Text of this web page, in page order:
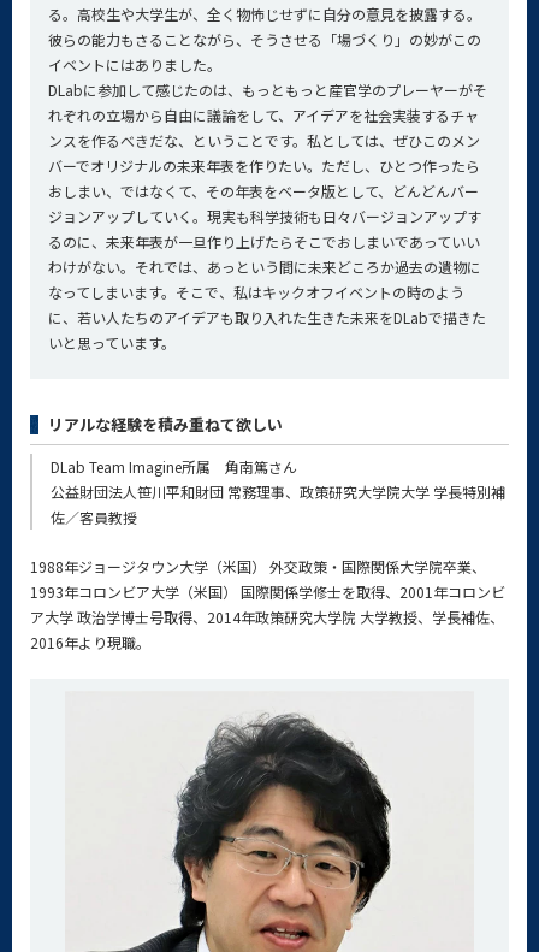
る。高校生や大学生が、全く物怖じせずに自分の意見を披露する。
彼らの能力もさることながら、そうさせる「場づくり」の妙がこの
イベントにはありました。
DLabに参加して感じたのは、もっともっと産官学のプレーヤーがそ
れぞれの立場から自由に議論をして、アイデアを社会実装するチャ
ンスを作るべきだな、ということです。私としては、ぜひこのメン
バーでオリジナルの未来年表を作りたい。ただし、ひとつ作ったら
おしまい、ではなくて、その年表をベータ版として、どんどんバー
ジョンアップしていく。現実も科学技術も日々バージョンアップす
るのに、未来年表が一旦作り上げたらそこでおしまいであっていい
わけがない。それでは、あっという間に未来どころか過去の遺物に
なってしまいます。そこで、私はキックオフイベントの時のよう
に、若い人たちのアイデアも取り入れた生きた未来をDLabで描きた
いと思っています。
リアルな経験を積み重ねて欲しい
DLab Team Imagine所属 角南篤さん
公益財団法人笹川平和財団 常務理事、政策研究大学院大学 学長特別補
佐／客員教授
1988年ジョージタウン大学（米国） 外交政策・国際関係大学院卒業、
1993年コロンビア大学（米国） 国際関係学修士を取得、2001年コロンビ
ア大学 政治学博士号取得、2014年政策研究大学院 大学教授、学長補佐、
2016年より現職。